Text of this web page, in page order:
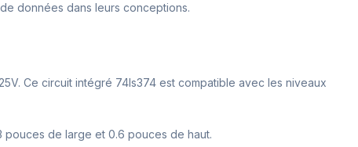
données dans leurs conceptions.
Ce circuit intégré 74ls374 est compatible avec les niveaux
pouces de large et 0.6 pouces de haut.